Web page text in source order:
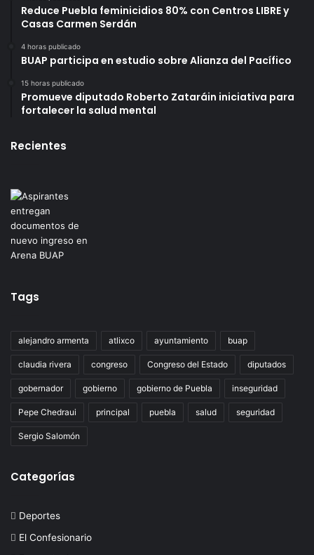
Reduce Puebla feminicidios 80% con Centros LIBRE y
Casas Carmen Serdán
4 horas publicado
BUAP participa en estudio sobre Alianza del Pacífico
15 horas publicado
Promueve diputado Roberto Zataráin iniciativa para
fortalecer la salud mental
Recientes
Tags
alejandro armenta atlixco ayuntamiento buap
claudia rivera congreso Congreso del Estado diputados
gobernador gobierno gobierno de Puebla inseguridad
Pepe Chedraui principal puebla salud seguridad
Sergio Salomón
Categorías
Deportes
El Confesionario